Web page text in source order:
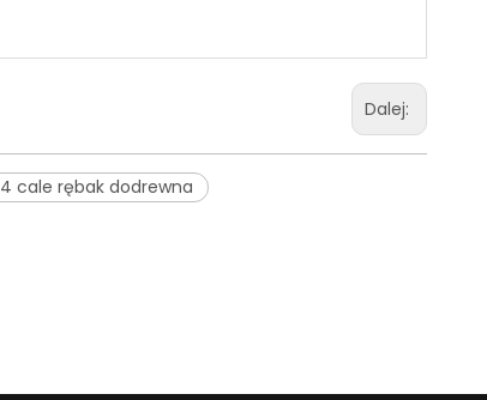
Dalej:
4 cale rębak dodrewna